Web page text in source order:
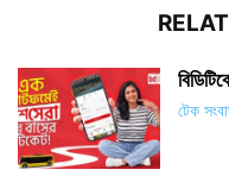
টেক